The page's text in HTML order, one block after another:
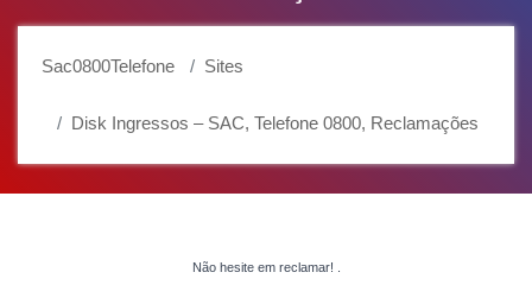
Sac0800Telefone Sites
Disk Ingressos – SAC, Telefone 0800, Reclamações
Não hesite em reclamar!